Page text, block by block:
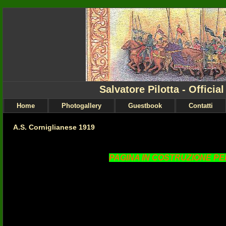
Salvatore Pilotta -
Home Photogallery Guestbook Contatti
A.S. Corniglianese 1919
PAGINA IN COSTRUZIONE